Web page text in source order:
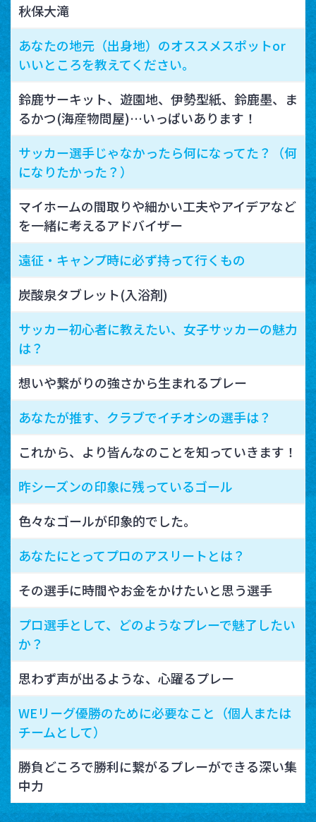
秋保大滝
あなたの地元（出身地）のオススメスポットor
いいところを教えてください。
鈴鹿サーキット、遊園地、伊勢型紙、鈴鹿墨、ま
るかつ(海産物問屋)…いっぱいあります！
サッカー選手じゃなかったら何になってた？（何
になりたかった？）
マイホームの間取りや細かい工夫やアイデアなど
を一緒に考えるアドバイザー
遠征・キャンプ時に必ず持って行くもの
炭酸泉タブレット(入浴剤)
サッカー初心者に教えたい、女子サッカーの魅力
は？
想いや繋がりの強さから生まれるプレー
あなたが推す、クラブでイチオシの選手は？
これから、より皆んなのことを知っていきます！
昨シーズンの印象に残っているゴール
色々なゴールが印象的でした。
あなたにとってプロのアスリートとは？
その選手に時間やお金をかけたいと思う選手
プロ選手として、どのようなプレーで魅了したい
か？
思わず声が出るような、心躍るプレー
WEリーグ優勝のために必要なこと（個人または
チームとして）
勝負どころで勝利に繋がるプレーができる深い集
中力